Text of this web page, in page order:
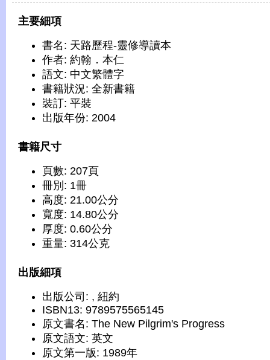
主要細項
書名: 天路歷程-靈修導讀本
作者: 約翰．本仁
語文: 中文繁體字
書籍狀況: 全新書籍
裝訂: 平裝
出版年份: 2004
書籍尺寸
頁數: 207頁
冊別: 1冊
高度: 21.00公分
寬度: 14.80公分
厚度: 0.60公分
重量: 314公克
出版細項
出版公司: , 紐約
ISBN13: 9789575565145
原文書名: The New Pilgrim's Progress
原文語文: 英文
原文第一版: 1989年